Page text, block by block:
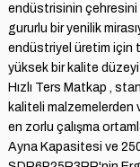
endüstrisinin çehresini
gururlu bir yenilik
endüstriyel üretim için
yüksek bir kalite
Hızlı Ters Matkap ,
kaliteli malzemelerden
en zorlu çalışma
Ayna Kapasitesi ve